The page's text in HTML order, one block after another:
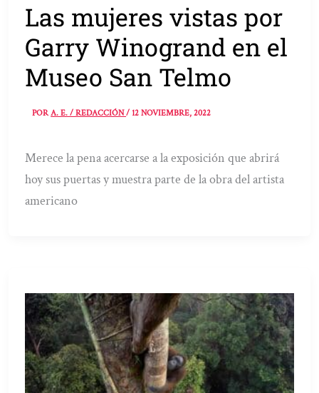
Las mujeres vistas por
Garry Winogrand en el
Museo San Telmo
PORA. E. / REDACCIÓN/12 NOVIEMBRE, 2022
Merece la pena acercarse a la exposición que abrirá
hoy sus puertas y muestra parte de la obra del artista
americano